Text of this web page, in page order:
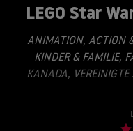
LEGO Star
ANIMATION, ACTION
KINDER & FAMILIE,
KANADA,